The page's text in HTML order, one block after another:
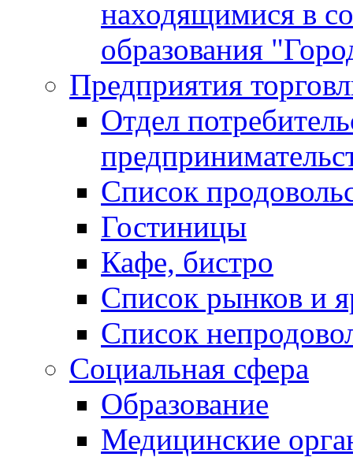
находящимися в
образования
Предприятия
Отдел
Список
Гостиницы
Кафе, бистро
Cписок рынков и
Список
Социальная сфера
Образование
Медицинские